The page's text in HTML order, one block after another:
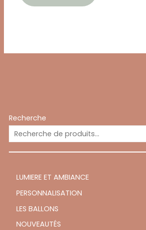
Recherche
LUMIERE ET AMBIANCE
PERSONNALISATION
LES BALLONS
NOUVEAUTÉS